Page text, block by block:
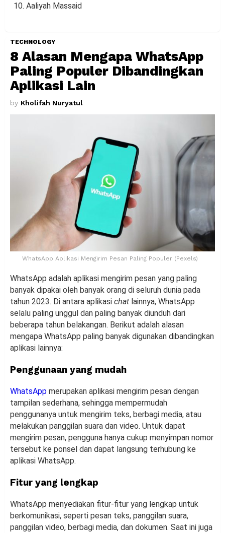
Aaliyah Massaid
TECHNOLOGY
8 Alasan Mengapa WhatsApp
Paling Populer Dibandingkan
Aplikasi Lain
by Kholifah Nuryatul
WhatsApp Aplikasi Mengirim Pesan Paling Populer (Pexels)
WhatsApp adalah aplikasi mengirim pesan yang paling
banyak dipakai oleh banyak orang di seluruh dunia pada
tahun 2023. Di antara aplikasi chat lainnya, WhatsApp
selalu paling unggul dan paling banyak diunduh dari
beberapa tahun belakangan. Berikut adalah alasan
mengapa WhatsApp paling banyak digunakan dibandingkan
aplikasi lainnya:
Penggunaan yang mudah
WhatsApp merupakan aplikasi mengirim pesan dengan
tampilan sederhana, sehingga mempermudah
penggunanya untuk mengirim teks, berbagi media, atau
melakukan panggilan suara dan video. Untuk dapat
mengirim pesan, pengguna hanya cukup menyimpan nomor
tersebut ke ponsel dan dapat langsung terhubung ke
aplikasi WhatsApp.
Fitur yang lengkap
WhatsApp menyediakan fitur-fitur yang lengkap untuk
berkomunikasi, seperti pesan teks, panggilan suara,
panggilan video, berbagi media, dan dokumen. Saat ini juga